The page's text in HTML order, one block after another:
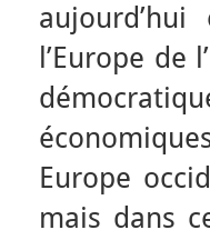
l’Europe
Europe
mais dans